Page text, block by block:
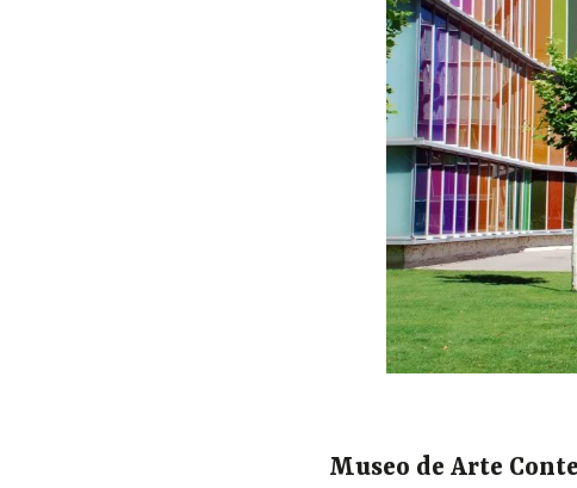
Museo de Arte